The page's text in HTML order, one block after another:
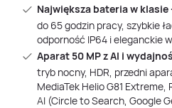
Największa bateria w klasie
do 65 godzin pracy, szybkie
odporność IP64 i eleganckie
Aparat 50 MP z AI i
tryb nocny, HDR, przedni
MediaTek Helio G81
AI (Circle to Search, Google